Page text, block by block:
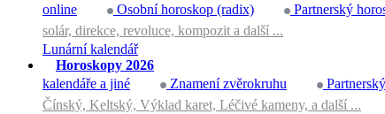
online
Osobní horoskop (radix) Partnerský
solár, direkce, revoluce, kompozit a další ...
Lunární kalendář
Horoskopy 2026
kalendáře a jiné
Znamení zvěrokruhu
Čínský, Keltský, Výklad karet, Léčivé kameny, a další ...